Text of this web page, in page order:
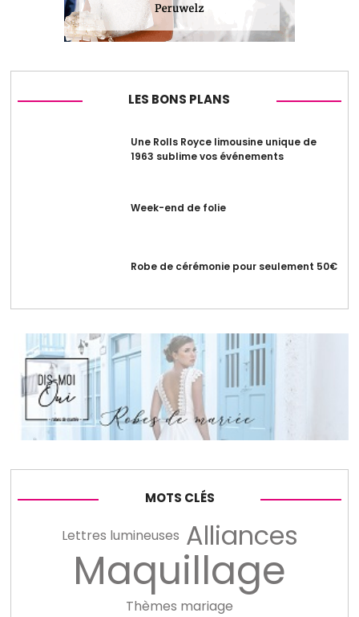
LES BONS PLANS
Une Rolls Royce limousine unique de
1963 sublime vos événements
Week-end de folie
Robe de cérémonie pour seulement 50€
MOTS CLÉS
Lettres lumineuses Alliances
Maquillage
Thèmes mariage